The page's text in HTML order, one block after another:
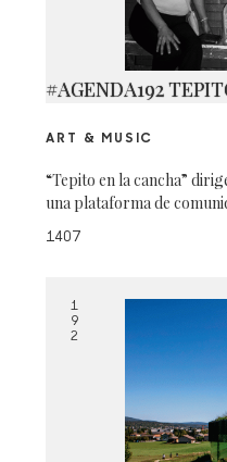
#AGENDA192
ART & MUSIC
“Tepito en la cancha”
una plataforma de
1407
1
9
2